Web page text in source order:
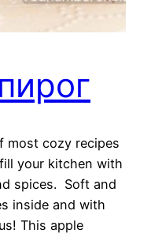
most cozy recipes
your kitchen with
spices. Soft and
inside and with
This apple